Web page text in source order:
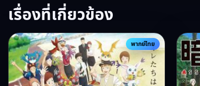
เรื่องที่เกี่ยวข้อง
พากย์ไทย